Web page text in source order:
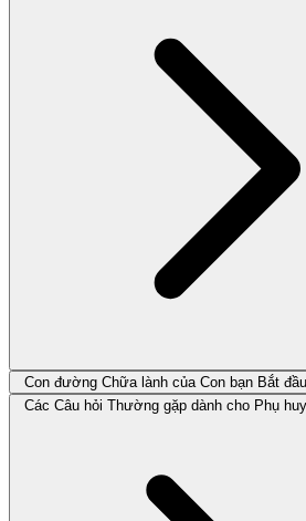
Con đường Chữa lành của Con bạn Bắt
Các Câu hỏi Thường gặp dành cho Phụ